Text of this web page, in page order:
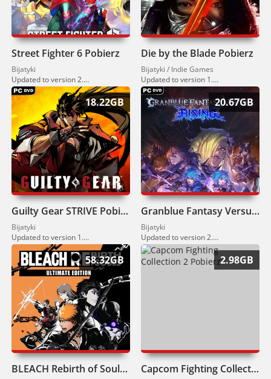
Street Fighter 6 Pobierz
Bijatyki
Updated to version 2.0201.000 (01.04.2026)
Die by the Blade Pobierz
Bijatyki / Indie Games
Updated to version 1.0.10 (12.07.2024).
18.22GB
Guilty Gear STRIVE Pobierz
Bijatyki
Updated to version 1.52 (26.02.2026)
20.67GB
Granblue Fantasy Versus Rising Pobierz
Bijatyki
Updated to version 2.50 (10.02.2026)
58.32GB
BLEACH Rebirth of Souls Pobierz
2.98GB
Capcom Fighting Collection 2 Pobierz